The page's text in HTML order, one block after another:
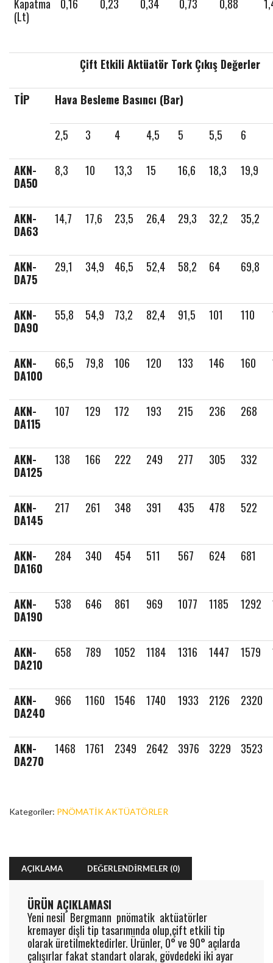
Kapatma
(Lt)
0,16 0,23 0,34 0,73 0,88
Çift Etkili Aktüatör Tork Çıkış Değerler
TİP Hava Besleme Basıncı (Bar)
2,5 3 4 4,5 5 5,5 6
AKN-
DA50
8,3 10 13,3 15 16,6 18,3 19,9
AKN-
DA63
14,7 17,6 23,5 26,4 29,3 32,2 35,2
AKN-
DA75
29,1 34,9 46,5 52,4 58,2 64 69,8
AKN-
DA90
55,8 54,9 73,2 82,4 91,5 101 110
AKN-
DA100
66,5 79,8 106 120 133 146 160
AKN-
DA115
107 129 172 193 215 236 268
AKN-
DA125
138 166 222 249 277 305 332
AKN-
DA145
217 261 348 391 435 478 522
AKN-
DA160
284 340 454 511 567 624 681
AKN-
DA190
538 646 861 969 1077 1185 1292
AKN-
DA210
658 789 1052 1184 1316 1447 1579
AKN-
DA240
966 1160 1546 1740 1933 2126 2320
AKN-
DA270
1468 1761 2349 2642 3976 3229 3523
Kategoriler: PNÖMATİK AKTÜATÖRLER
AÇIKLAMA DEĞERLENDIRMELER (0)
ÜRÜN AÇIKLAMASI
Yeni nesil Bergmann pnömatik aktüatörler
kremayer dişli tip tasarımında olup,çift etkili tip
olarak üretilmektedirler. Ürünler, 0° ve 90° açılarda
çalışırlar fakat standart olarak, gövdedeki iki ayar